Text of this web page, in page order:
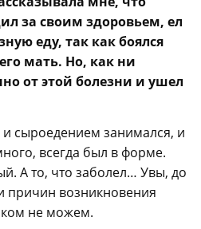
за своим здоровьем, ел
еду, так как боялся
мать. Но, как ни
от этой болезни и ушел
сыроедением занимался, и
всегда был в форме.
А то, что заболел… Увы, до
причин возникновения
не можем.